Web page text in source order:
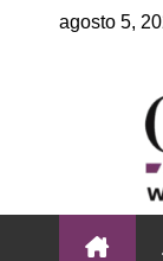
agosto 5,